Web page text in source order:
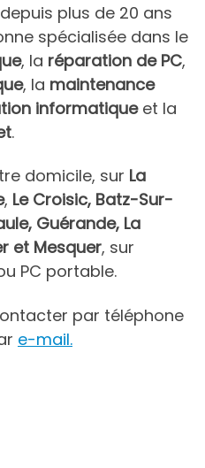
plus de 20 ans
spécialisée dans le
, la réparation de PC,
, la maintenance
informatiqueet la
.
domicile, sur La
, Le Croisic, Batz-Sur-
Guérande, La
et Mesquer, sur
PC portable.
par téléphone
e-mail.